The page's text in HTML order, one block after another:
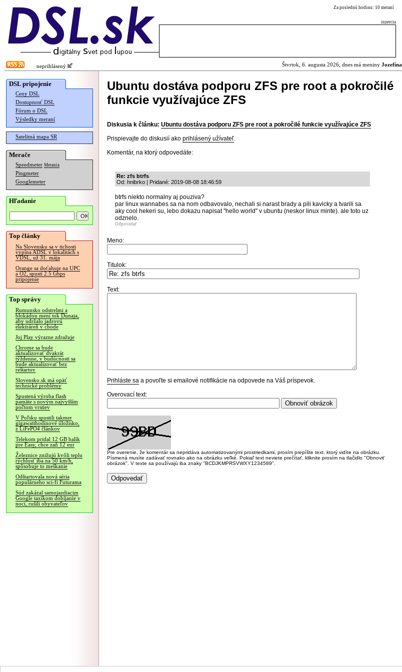
Za poslednú hodinu: 10 meraní
inzercia
neprihlásený Štvrtok, 6. augusta 2026, dnes má meniny Jozefína
DSL pripojenie
Ceny DSL
Dostupnosť DSL
Fórum o DSL
Výsledky meraní
Satelitná mapa SR
Merače
Speedmeter Merania
Pingmeter
Googlemeter
Hľadanie
Top články
Na Slovensku sa v tichosti
vypína ADSL v lokalitách s
VDSL, už 31. mája
Orange sa doťahuje na UPC
a O2, spustí 2.5 Gbps
pripojenie
Top správy
Rumunsko odstrelmi a
blokádou mení tok Dunaja,
aby udržalo jadrovú
elektráreň v chode
Joj Play výrazne zdražuje
Chrome sa bude
aktualizovať dvakrát
týždenne, v budúcnosti sa
bude aktualizovať bez
reštartov
Slovensko.sk má opäť
technické problémy
Spustená výroba flash
pamäte s novým najvyšším
počtom vrstiev
V Poľsku spustili takmer
gigawatthodinové úložisko,
z LiFePO4 článkov
Telekom pridal 12 GB balík
pre Easy, chce zaň 12 eur
Železnice znižujú kvôli teplu
rýchlosť iba na 50 km/h,
spôsobuje to meškanie
Odštartovala nová séria
populárneho sci-fi Futurama
Súd zakázal samojazdiacim
Google taxíkom dobíjanie v
noci, rušili obyvateľov
Ubuntu dostáva podporu ZFS pre root a pokročilé
funkcie využívajúce ZFS
Diskusia k článku: Ubuntu dostáva podporu ZFS pre root a pokročilé funkcie využívajúce ZFS
Prispievajte do diskusií ako prihlásený užívateľ.
Komentár, na ktorý odpovedáte:
Re: zfs btrfs
Od: hnibrko | Pridané: 2019-08-08 18:46:59
btrfs niekto normalny aj pouziva?
par linux wannabes sa na nom odbavovalo, nechali si narast brady a pili kavicky a tvarili sa
aky cool hekeri su, lebo dokazu napisat "hello world" v ubuntu (neskor linux minte). ale toto uz
odznelo.
Odpovedať
Meno:
Titulok:
Text:
Prihláste sa a povoľte si emailové notifikácie na odpovede na Váš príspevok.
Overovací text:
Pre overenie, že komentár sa nepridáva automatizovanými prostriedkami, prosím prepíšte text, ktorý vidíte na obrázku.
Písmená musíte zadávať rovnako ako na obrázku veľké. Pokiaľ text neviete prečítať, kliknite prosím na tlačidlo "Obnoviť
obrázok". V texte sa používajú iba znaky "BCDJKMPRSVWXY1234589".